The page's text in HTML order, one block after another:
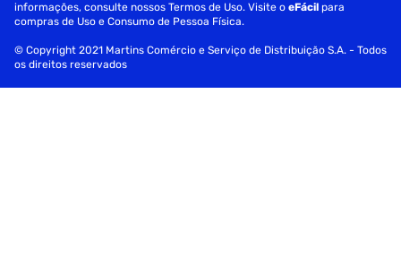
informações, consulte nossos Termos de Uso. Visite oeFácil para
compras de Uso e Consumo de Pessoa Física.
© Copyright 2021 Martins Comércio e Serviço de Distribuição S.A. - Todos
os direitos reservados